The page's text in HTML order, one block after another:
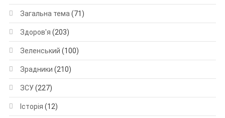
Загальна тема (71)
Здоров'я (203)
Зеленський (100)
Зрадники (210)
ЗСУ(227)
Історія (12)